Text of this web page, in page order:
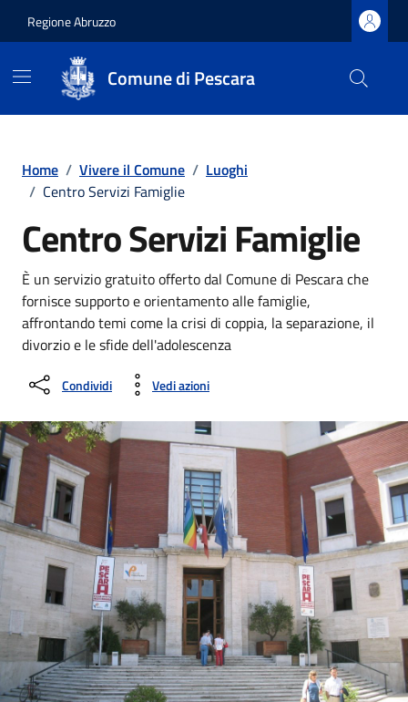
Regione Abruzzo
Comune di Pescara
Home / Vivere il Comune / Luoghi
/ Centro Servizi Famiglie
Centro Servizi Famiglie
È un servizio gratuito offerto dal Comune di Pescara che
fornisce supporto e orientamento alle famiglie,
affrontando temi come la crisi di coppia, la separazione, il
divorzio e le sfide dell'adolescenza
Condividi Vedi azioni